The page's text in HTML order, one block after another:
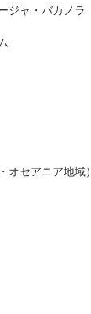
ジャ・バカノラ
オセアニア地域）